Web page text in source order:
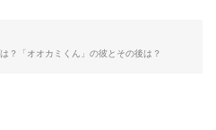
？「オオカミくん」の彼とその後は？